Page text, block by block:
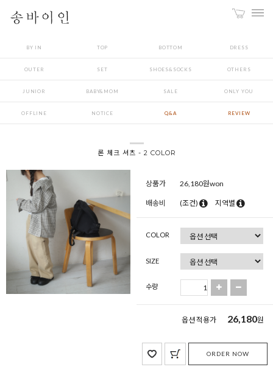
BY IN TOP BOTTOM DRESS
OUTER SET SHOES&SOCKS OTHERS
JUNIOR BABY&MOM SALE ONLY YOU
OFFLINE NOTICE Q&A REVIEW
론 체크 셔츠 - 2 COLOR
상품가 26,180원won
배송비 (조건) 지역별
COLOR
SIZE
수량
옵션 적용가 26,180원
ORDER NOW